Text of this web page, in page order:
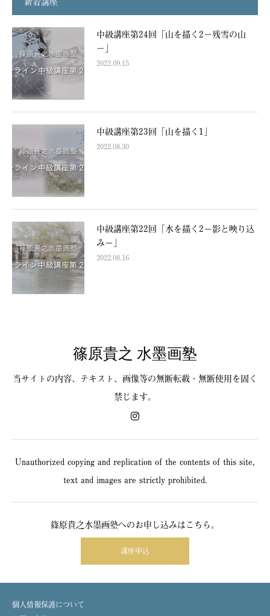
中級講座第24回「山を描く2ー残雪の山
ー」
2022.09.15
中級講座第23回「山を描く1」
2022.08.30
中級講座第22回「水を描く2−影と映り込
み−」
2022.08.16
篠原貴之 水墨画塾
当サイトの内容、テキスト、画像等の無断転載・無断使用を固く
禁じます。
Unauthorized copying and replication of the contents of this site,
text and images are strictly prohibited.
篠原貴之水墨画塾へのお申し込みはこちら。
講座申込
個人情報保護について